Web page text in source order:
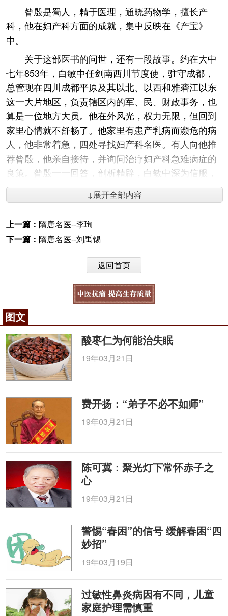
昝殷是蜀人，精于医理，通晓药物学，擅长产
科，他在妇产科方面的成就，集中反映在《产宝》
中。
关于这部医书的问世，还有一段故事。约在大中
七年853年，白敏中任剑南西川节度使，驻守成都，
总管现在四川成都平原及其以北、以西和雅砻江以东
这一大片地区，负责辖区内的军、民、财政事务，也
算是一位地方大员。他在外风光，权力无限，但回到
家里心情就不舒畅了。他家里有患产乳病而濒危的病
人，他非常着急，四处寻找妇产科名医。有人向他推
荐昝殷，他亲自接待，并询问治疗妇产科急难病症的
良策。昝殷一一回答，剖析精辟，白敏中深为信服，
让他放手救治。经过昝殷治疗，白敏中家里产妇幸免
于难。白敏中叹服昝殷医术高超，建议他总结妇科
向医界介绍，以利妇人。
昝殷经过几年艰苦努力，总结自己在妇产科方面
的经验，吸取医家之长，约于大中十二年（858
年），昝殷将整理好的“凡五十二篇，三百七十一
方”，交白敏中指教。白敏中赞叹昝殷医理精湛，在妇
科方面医术高超，对妇产难题和病症都给出了灵丹妙
药。白敏中将昝殷的371首验方赐名为《产宝》，并
让他留在身边，随军治病，官为随军节度。《产宝》
刊印成书后，得之者在临床中“医效神验”，但它在医
界传播不广。后经周颋补益并序，增辑成《经效产
宝》。
《产宝》原书三卷，“凡五十二篇，三百七十一
方”，现存《经效产宝》为三卷，四十一篇，三百七十
四方。卷上论妊娠期杂病，包括安胎、食忌、令易
产、恶阻呕吐、胎动不安、漏胞下血、心腹腰痛、伤
寒热病、小便不利、下痢、身肿腹胀、产难诸疾、难
产死生、难产令易产、死胎胞衣不出诸疾；卷中论产
后诸疾，包括产后心惊中风、余血奔心、烦渴、淋
病、虚赢、下痢、腰痛赢瘦、玉门不闭、中风、心
痛、汗不止、冷热痢、烦闷虚热、血瘕、余疾痢脓
血、小便赤诸疾；卷下论产后溲血便血、二便不通、
寒热、咳嗽、气痢、血晕、无乳、乳痈、乳溢等病
症；续编为周颋传授济急方论，濮阳李师圣施郭稽中
论，产后十八论。书中创制了许多效验之方，还收集
《小品方》《经效方》《必效方》《救急方》《古今
录验方》张文仲及崔氏方，皆简易实用，故为当时医
家所推崇。
↓展开全部内容
上一篇： 隋唐名医--李珣
下一篇： 隋唐名医--刘禹锡
返回首页
图文
酸枣仁为何能治失眠
19年03月21日
费开扬：“弟子不必不如师”
19年03月21日
陈可冀：聚光灯下常怀赤子之
心
19年03月21日
警惕“春困”的信号 缓解春困“四
妙招”
19年03月19日
过敏性鼻炎病因有不同，儿童
家庭护理需慎重